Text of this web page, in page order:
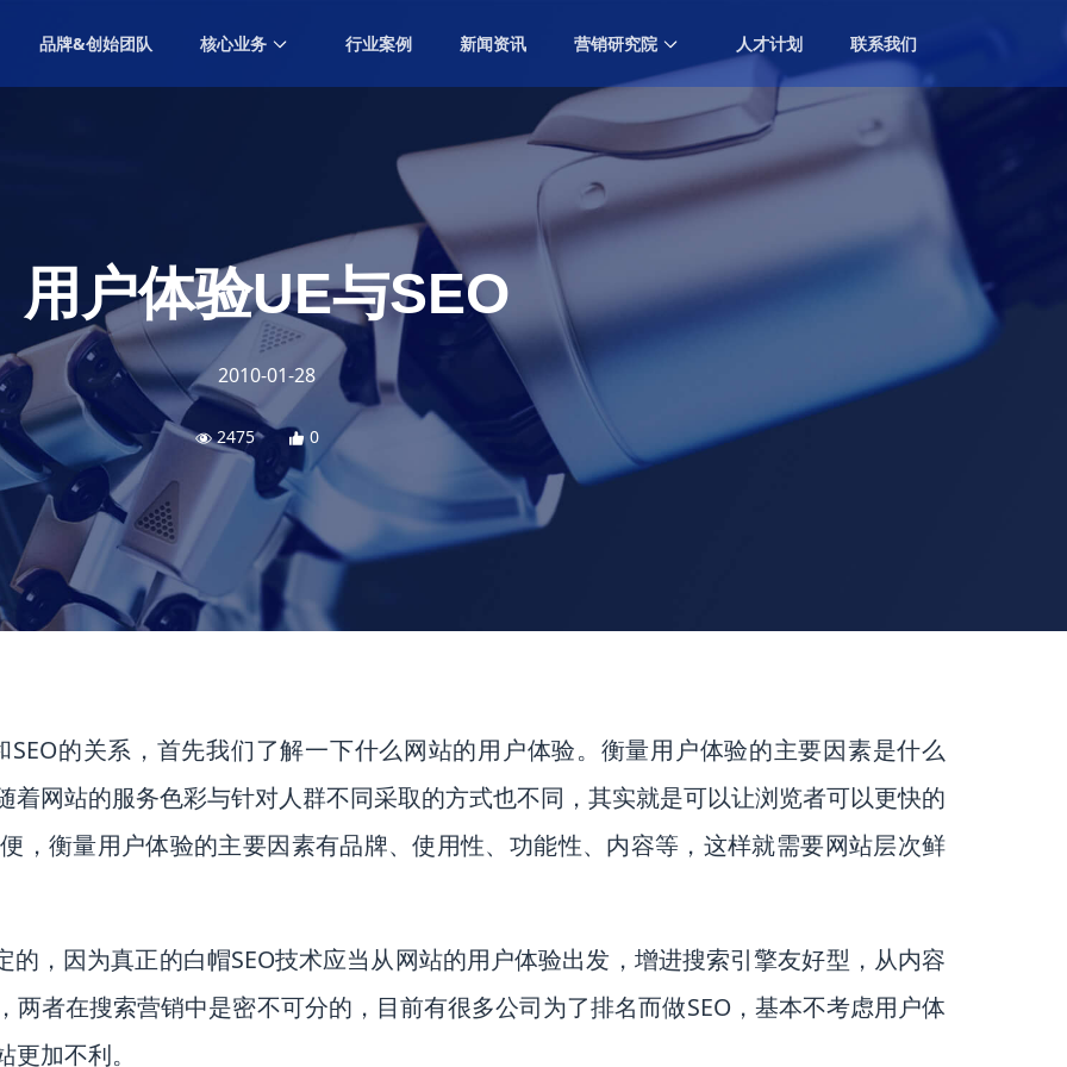
品牌&创始团队 核心业务
Performance Marketing
数字广告
Digital Advertising
Creative Design
社交营销
Social Marketing
海外营销
Overseas Marketing
智能营销
品牌公关
行业案例 新闻资讯 营销研究院
中国营销排行榜大会
Marketing Ranking Award
专业知识分享
Professional Knowledge Sharing
人才计划 联系我们
用户体验UE与SEO
2010-01-28
2475 0
的关系，首先我们了解一下什么网站的用户体验。衡量用户体验的主要因素是什么
着网站的服务色彩与针对人群不同采取的方式也不同，其实就是可以让浏览者可以更快的
，衡量用户体验的主要因素有品牌、使用性、功能性、内容等，这样就需要网站层次鲜
的，因为真正的白帽SEO技术应当从网站的用户体验出发，增进搜索引擎友好型，从内容
者在搜索营销中是密不可分的，目前有很多公司为了排名而做SEO，基本不考虑用户体
加不利。